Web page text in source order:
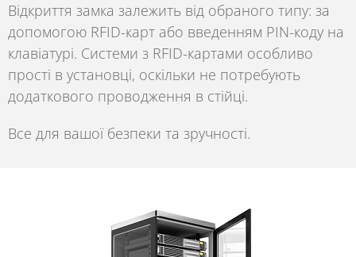
Відкриття замка залежить від обраного типу: за
допомогою RFID-карт або введенням PIN-коду на
клавіатурі. Системи з RFID-картами особливо
прості в установці, оскільки не потребують
додаткового проводження в стійці.
Все для вашої безпеки та зручності.